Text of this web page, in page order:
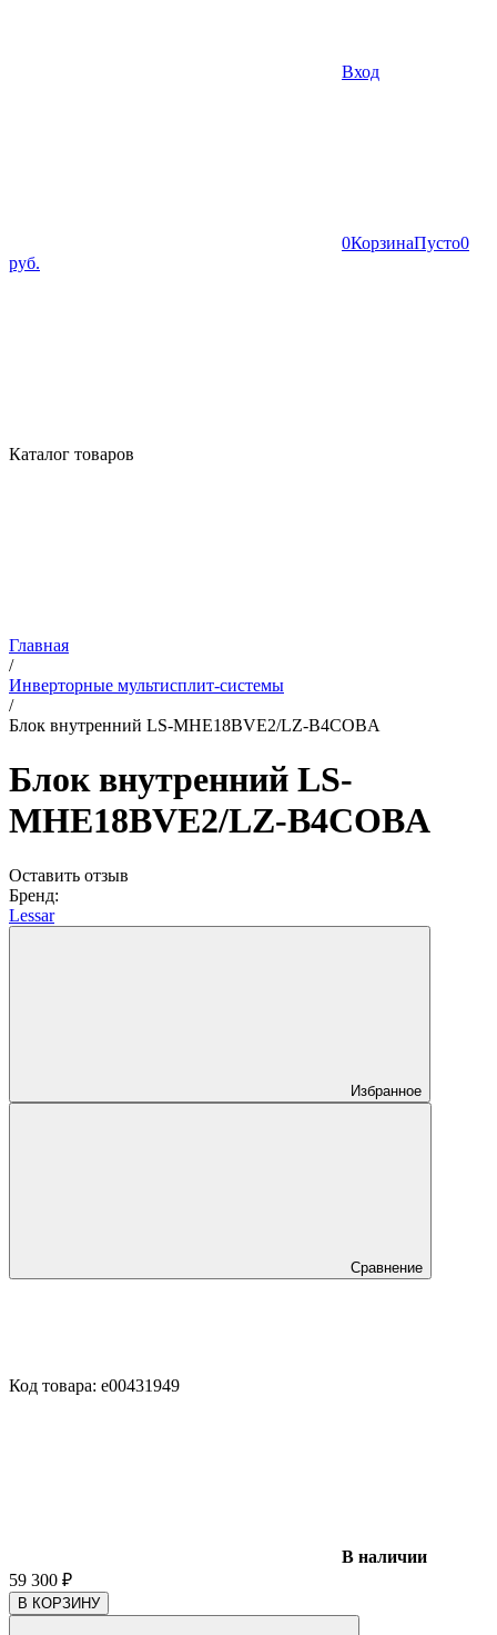
Вход
0КорзинаПусто0
руб.
Каталог товаров
Главная
/
Инверторные мультисплит-системы
/
Блок внутренний LS-MHE18BVE2/LZ-B4COBA
Блок внутренний LS-
MHE18BVE2/LZ-B4COBA
Оставить отзыв
Бренд:
Lessar
Избранное
Сравнение
Код товара: e00431949
В наличии
59 300 ₽
В КОРЗИНУ